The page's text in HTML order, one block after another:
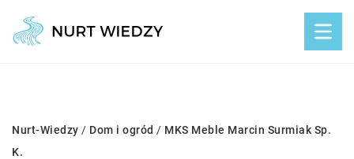
Nurt-Wiedzy / Dom i ogród / MKS Meble Marcin Surmiak Sp.
K.